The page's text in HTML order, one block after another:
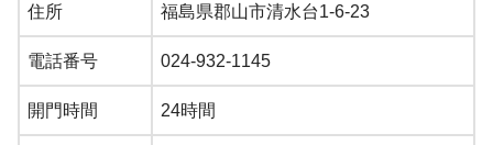
住所 福島県郡山市清水台1-6-23
電話番号 024-932-1145
開門時間 24時間